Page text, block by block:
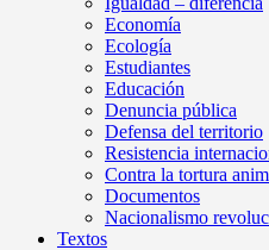
Economía
Ecología
Estudiantes
Educación
Denuncia pública
Defensa del territorio
Resistencia
Contra la tortura
Documentos
Nacionalismo
Textos